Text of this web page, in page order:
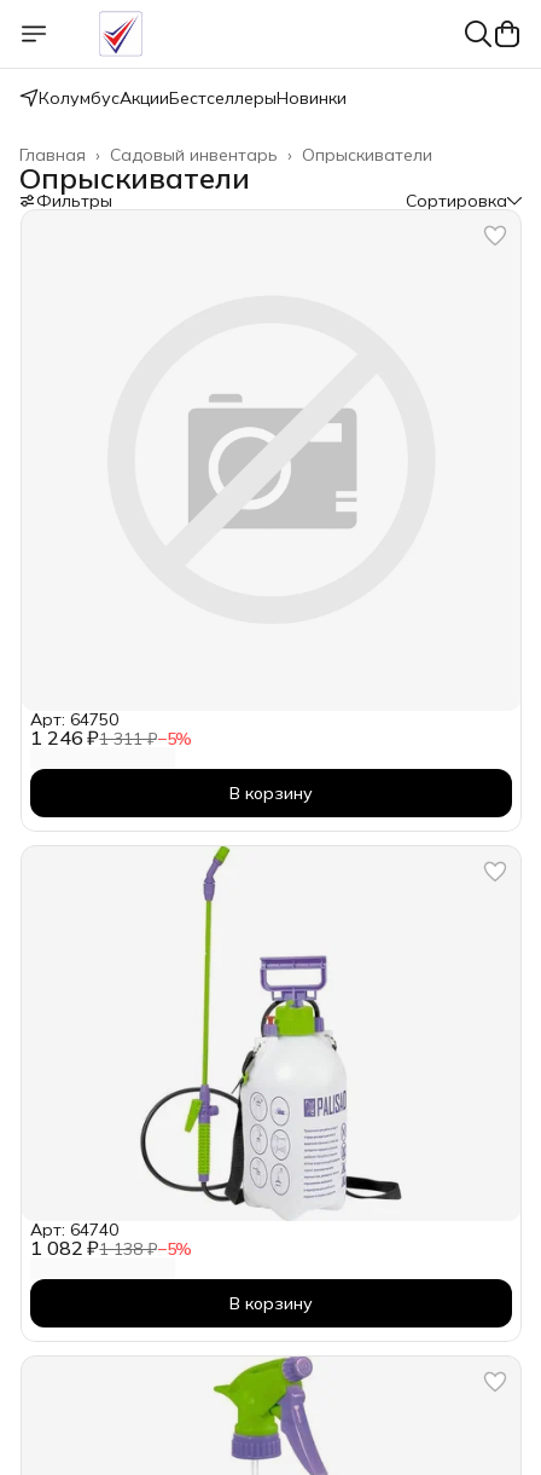
КолумбусАкцииБестселлерыНовинки
Опрыскиватели
Садовый инвентарь ›
Главная ›
Опрыскиватели
Фильтры Сортировка
1 246 ₽1 311 ₽−5%
Арт: 64750
В корзину
1 082 ₽1 138 ₽−5%
Арт: 64740
В корзину